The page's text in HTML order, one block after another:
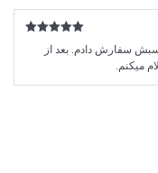
5
سفارش دادم. بعد از
میکنم.